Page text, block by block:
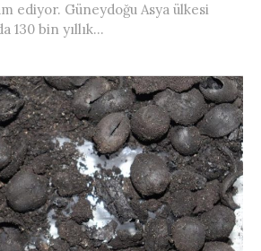
ediyor. Güneydoğu Asya ülkesi
130 bin yıllık...